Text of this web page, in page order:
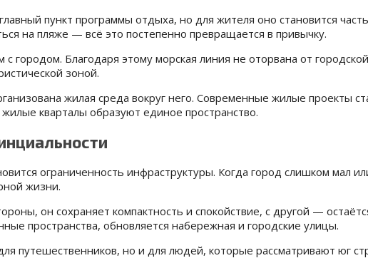
пункт программы отдыха, но для жителя оно становится
на пляже — всё это постепенно превращается в привычку.
городом. Благодаря этому морская линия не оторвана от
зоной.
жилая среда вокруг него. Современные жилые проекты
кварталы образуют единое пространство.
ограниченность инфраструктуры. Когда город слишком мал
жизни.
он сохраняет компактность и спокойствие, с другой —
пространства, обновляется набережная и городские улицы.
путешественников, но и для людей, которые рассматривают юг